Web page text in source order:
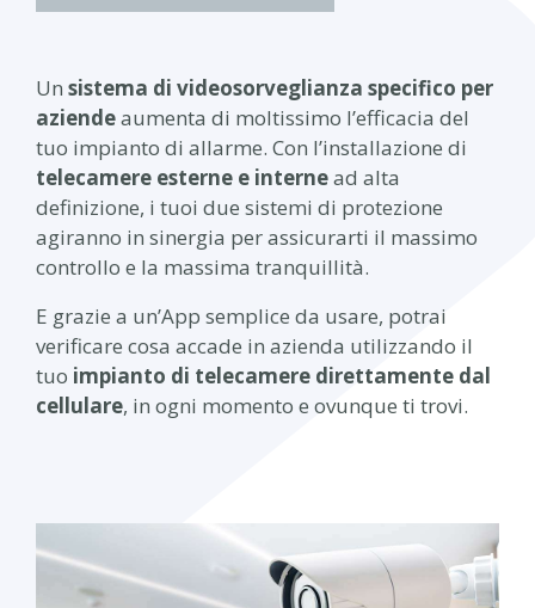
Un sistema di videosorveglianza specifico per
aziendeaumenta di moltissimo l’efficacia del
tuo impianto di allarme. Con l’installazione di
telecamere esterne e internead alta
definizione, i tuoi due sistemi di protezione
agiranno in sinergia per assicurarti il massimo
controllo e la massima tranquillità.
E grazie a un’App semplice da usare, potrai
verificare cosa accade in azienda utilizzando il
tuo impianto di telecamere direttamente dal
cellulare, in ogni momento e ovunque ti trovi.